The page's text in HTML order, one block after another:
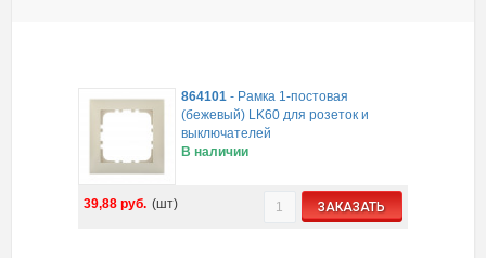
864101 - Рамка 1-постовая
(бежевый) LK60 для розеток и
выключателей
В наличии
39,88руб. (шт) ЗАКАЗАТЬ